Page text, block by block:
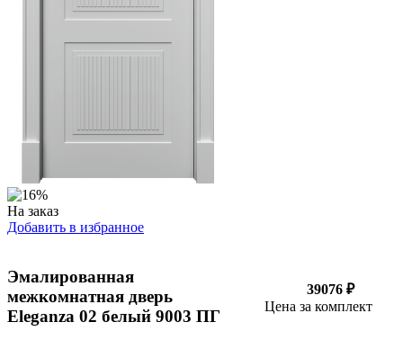
На заказ
Добавить в избранное
Эмалированная
межкомнатная дверь
Eleganza 02 белый 9003 ПГ
39076 ₽
Цена за комплект